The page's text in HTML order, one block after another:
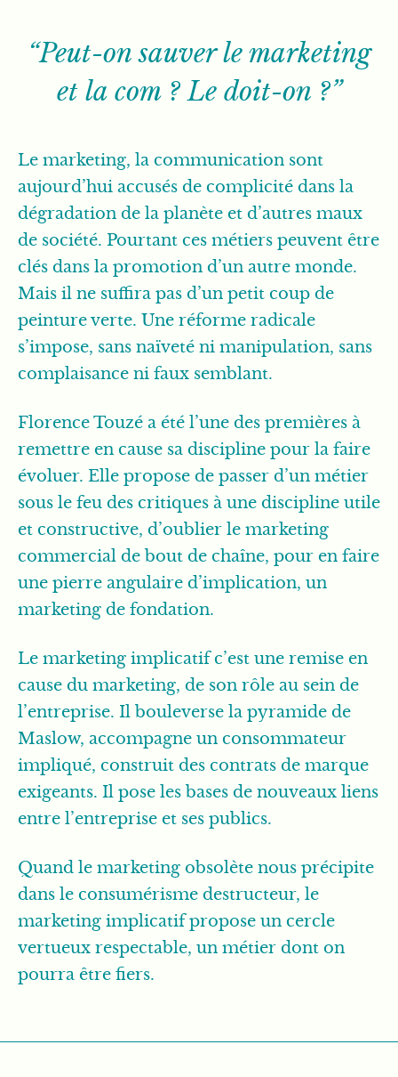
“Peut-on sauver le marketing
et la com ? Le doit-on ?”
Le marketing, la communication sont
aujourd’hui accusés de complicité dans la
dégradation de la planète et d’autres maux
de société. Pourtant ces métiers peuvent être
clés dans la promotion d’un autre monde.
Mais il ne suffira pas d’un petit coup de
peinture verte. Une réforme radicale
s’impose, sans naïveté ni manipulation, sans
complaisance ni faux semblant.
Florence Touzé a été l’une des premières à
remettre en cause sa discipline pour la faire
évoluer. Elle propose de passer d’un métier
sous le feu des critiques à une discipline utile
et constructive, d’oublier le marketing
commercial de bout de chaîne, pour en faire
une pierre angulaire d’implication, un
marketing de fondation.
Le marketing implicatif c’est une remise en
cause du marketing, de son rôle au sein de
l’entreprise. Il bouleverse la pyramide de
Maslow, accompagne un consommateur
impliqué, construit des contrats de marque
exigeants. Il pose les bases de nouveaux liens
entre l’entreprise et ses publics.
Quand le marketing obsolète nous précipite
dans le consumérisme destructeur, le
marketing implicatif propose un cercle
vertueux respectable, un métier dont on
pourra être fiers.